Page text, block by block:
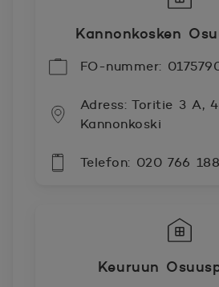
Kannonkosken
FO-nummer:
Adress: Toritie 3 A,
Kannonkoski
Telefon: 020 766
Keuruun